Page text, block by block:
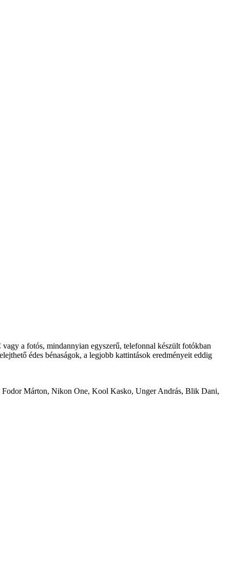
a fotós, mindannyian egyszerű, telefonnal készült fotókban
édes bénaságok, a legjobb kattintások eredményeit eddig
Márton, Nikon One, Kool Kasko, Unger András, Blik Dani,